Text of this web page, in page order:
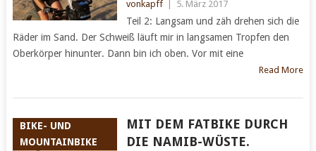
vonkapff 5. März 2017
Teil 2: Langsam und zäh drehen sich die
Räder im Sand. Der Schweiß läuft mir in langsamen Tropfen den
Oberkörper hinunter. Dann bin ich oben. Vor mit eine
Read More
BIKE- UND
MOUNTAINBIKE
MIT DEM FATBIKE DURCH
DIE NAMIB-WÜSTE.